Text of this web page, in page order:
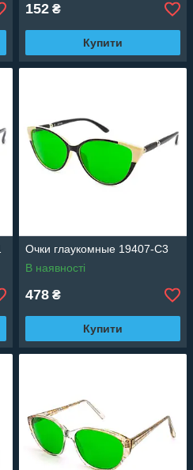
152 ₴
Купити
Очки глаукомные 19407-C3
В наявності
478 ₴
Купити